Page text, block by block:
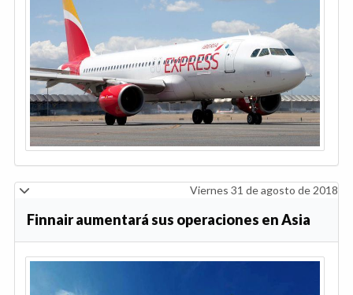
Viernes 31 de agosto de 2018
Finnair aumentará sus operaciones en Asia